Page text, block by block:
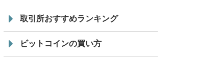
19:30
てステーブルコイン「JPYSC」徹底解
説セミナーを開催
取引所おすすめランキング
ビットコインの買い方